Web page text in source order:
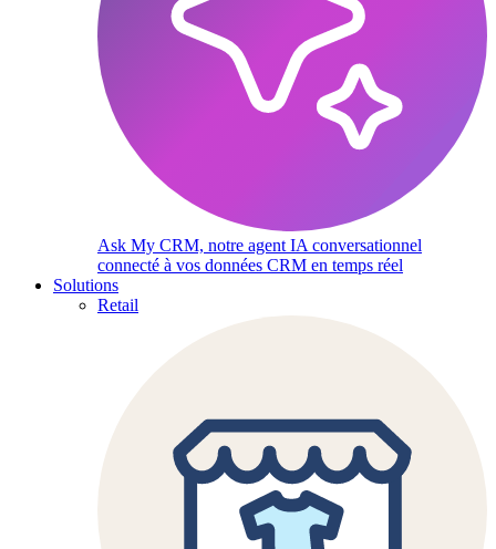
Ask My CRM, notre agent IA conversationnel
connecté à vos données CRM en temps réel
Solutions
Retail